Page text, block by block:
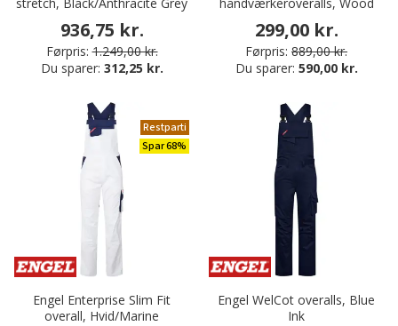
936,75 kr.
Førpris: 1.249,00 kr.
Du sparer: 312,25 kr.
299,00 kr.
Førpris: 889,00 kr.
Du sparer: 590,00 kr.
Restparti
Spar 68%
Engel Enterprise Slim Fit
overall, Hvid/Marine
Engel WelCot overalls, Blue
Ink